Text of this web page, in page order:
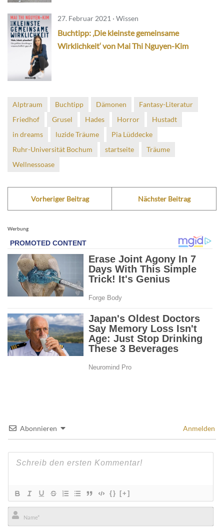
27. Februar 2021 · Wissen
Buchtipp: ‚Die kleinste gemeinsame
Wirklichkeit‘ von Mai Thi Nguyen-Kim
Alptraum Buchtipp Dämonen
Fantasy-Literatur
Friedhof
Grusel Hades Horror
Hustadt
in dreams
luzide Träume
Pia Lüddecke
Ruhr-Universität Bochum
startseite
Träume
Wellnessoase
Vorheriger Beitrag Nächster Beitrag
Werbung
Abonnieren Anmelden
{} [+]